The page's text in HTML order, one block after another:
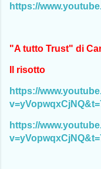
https://
"A tutto Trust" di
Il risotto
https://
https://